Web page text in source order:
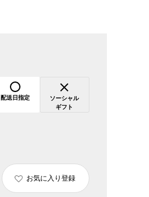
配送日指定
ソーシャル
ギフト
お気に入り登録